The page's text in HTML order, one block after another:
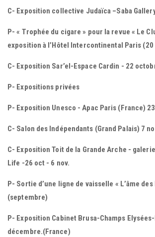
C- Exposition collective Judaïca –Saba
P- « Trophée du cigare » pour la revue « Le
exposition à l’Hôtel Intercontinental Paris
C- Exposition Sar’el-Espace Cardin - 22
P- Expositions privées
P- Exposition Unesco - Apac Paris (France)
C- Salon des Indépendants (Grand Palais) 7
C- Exposition Toit de la Grande Arche -
Life -26 oct - 6 nov.
P- Sortie d’une ligne de vaisselle « L’âme
(septembre)
P- Exposition Cabinet Brusa-Champs
décembre.(France)